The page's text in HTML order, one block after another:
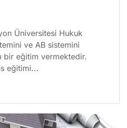
Üniversitesi Hukuk
ve AB sistemini
bir eğitim vermektedir.
eğitimi...